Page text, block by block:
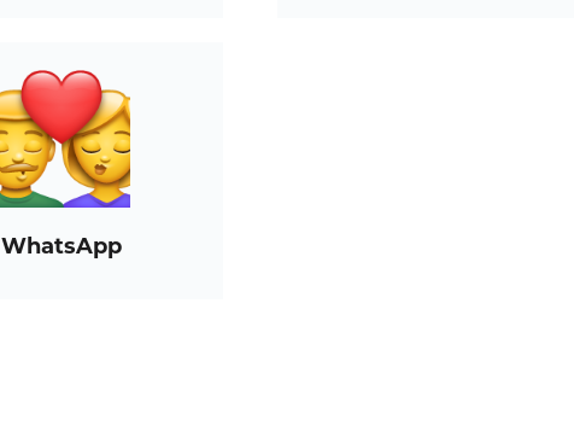
WhatsApp